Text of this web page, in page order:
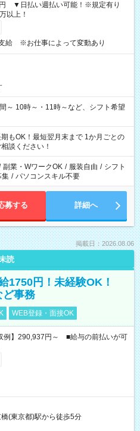
円 ▼日払い週払い可能！※規定有り
以上！
給 ※お仕事によって変動あり
10時～・11時～など、シフト希望
期もOK！最短翌月末まで 1か月ごとの
談ください！
副業・WワークOK / 服装自由 / シフト
集 / パソコンスキル不要
募する 詳細へ
掲載日：2026.08.06
読
1750円！未経験OK！
ど事務
WEB登録・面接OK
】290,937円～ ■給与の前払いが可
(東京都)駅から徒歩5分